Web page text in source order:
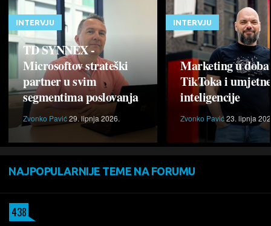
INTERVJU
TD SYNNEX -
Microsoftov strateški
partner u svim
segmentima poslovanja
Zvonko Pavić29. lipnja 2026.
INTERVJU
Marketing u doba
TikToka i umjetne
inteligencije
Zvonko Pavić23. lipnja
NAJPOPULARNIJE TEME NA FORUMU
438